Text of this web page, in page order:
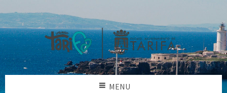
MENU